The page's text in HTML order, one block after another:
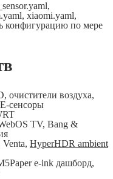
xiaomi.yaml,
конфигурацию по мере
очистители воздуха,
сенсоры
TV, Bang &
HyperHDR ambient
e-ink дашборд,